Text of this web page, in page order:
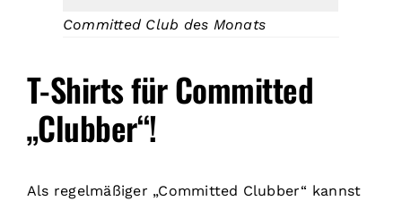
Committed Club des Monats
T-Shirts für Committed
„Clubber“!
Als regelmäßiger „Committed Clubber“ kannst